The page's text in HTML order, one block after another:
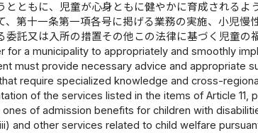
とともに、児童が心身ともに健やかに育成される
、第十一条第一項各号に掲げる業務の実施、小児
委託又は入所の措置その他この法律に基づく児童の
for a municipality to appropriately and smoothly
must provide necessary advice and appropriate
require specialized knowledge and cross-
of the services listed in the items of Article
of admission benefits for children with
and other services related to child welfare